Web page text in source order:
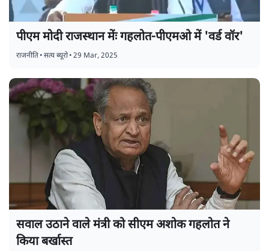
पीएम मोदी राजस्थान मेंः गहलोत-पीएमओ में 'वर्ड वॉर'
राजनीति•सत्य ब्यूरो•29 Mar, 2025
सवाल उठाने वाले मंत्री को सीएम अशोक गहलोत ने
किया बर्खास्त